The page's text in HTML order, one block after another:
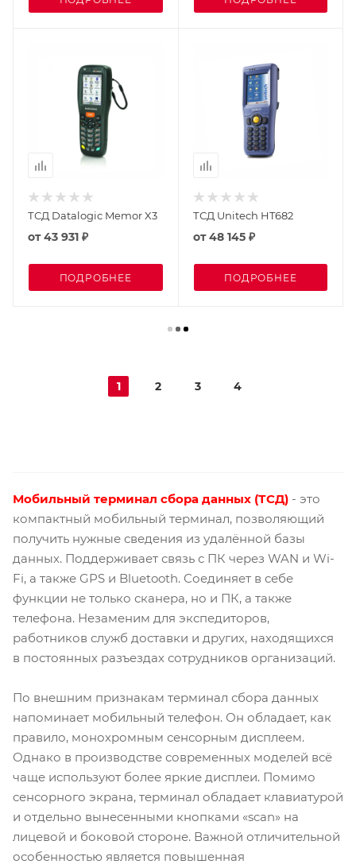
ТСД Datalogic Memor X3
от43 931 ₽
ПОДРОБНЕЕ
ТСД Unitech HT682
от48 145 ₽
ПОДРОБНЕЕ
1 2 3 4
Мобильный терминал сбора данных (ТСД) - это
компактный мобильный терминал, позволяющий
получить нужные сведения из удалённой базы
данных. Поддерживает связь с ПК через WAN и Wi-
Fi, а также GPS и Bluetooth. Соединяет в себе
функции не только сканера, но и ПК, а также
телефона. Незаменим для экспедиторов,
работников служб доставки и других, находящихся
в постоянных разъездах сотрудников организаций.
По внешним признакам терминал сбора данных
напоминает мобильный телефон. Он обладает, как
правило, монохромным сенсорным дисплеем.
Однако в производстве современных моделей всё
чаще используют более яркие дисплеи. Помимо
сенсорного экрана, терминал обладает клавиатурой
и отдельно вынесенными кнопками «scan» на
лицевой и боковой стороне. Важной отличительной
особенностью является повышенная